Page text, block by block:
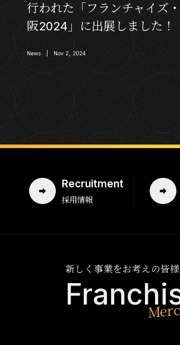
行われた「フランチャイズ
阪2024」に出展しました！
News | Nov 2, 2024
Recruitment
採用情報
新しく事業をお考えの皆